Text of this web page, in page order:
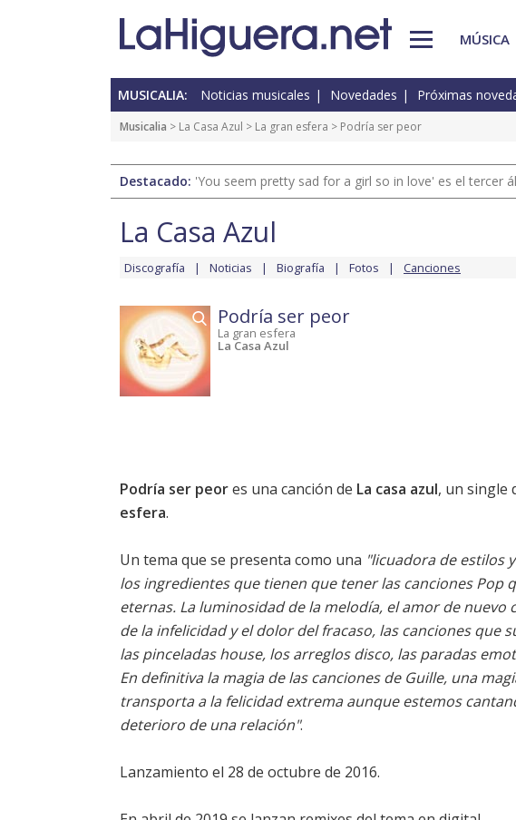
MÚSICA
MUSICALIA: Noticias musicales Novedades Próximas
Musicalia > La Casa Azul > La gran esfera > Podría ser peor
Destacado: 'You seem pretty sad for a girl so in love' es el tercer
La Casa Azul
Discografía Noticias Biografía Fotos Canciones
Podría ser peor
La gran esfera
La Casa Azul
Podría ser peores una canción de La casa azul, un single
esfera.
Un tema que se presenta como una "licuadora de estilos
los ingredientes que tienen que tener las canciones Pop
eternas. La luminosidad de la melodía, el amor de
de la infelicidad y el dolor del fracaso, las canciones que
las pinceladas house, los arreglos disco, las paradas
En definitiva la magia de las canciones de Guille, una
transporta a la felicidad extrema aunque estemos
deterioro de una relación".
Lanzamiento el 28 de octubre de 2016.